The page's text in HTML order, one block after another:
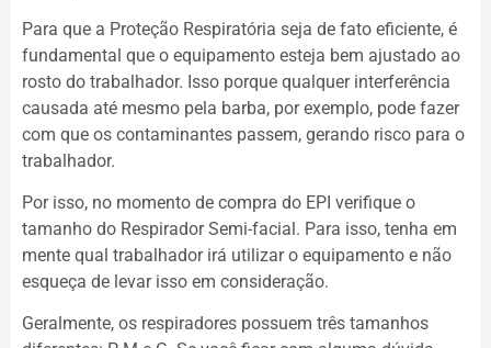
Para que a Proteção Respiratória seja de fato eficiente, é
fundamental que o equipamento esteja bem ajustado ao
rosto do trabalhador. Isso porque qualquer interferência
causada até mesmo pela barba, por exemplo, pode fazer
com que os contaminantes passem, gerando risco para o
trabalhador.
Por isso, no momento de compra do EPI verifique o
tamanho do Respirador Semi-facial. Para isso, tenha em
mente qual trabalhador irá utilizar o equipamento e não
esqueça de levar isso em consideração.
Geralmente, os respiradores possuem três tamanhos